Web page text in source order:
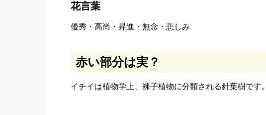
花言葉
優秀・高尚・昇進・無念・悲しみ
赤い部分は実？
イチイは植物学上、裸子植物に分類される針葉樹です。